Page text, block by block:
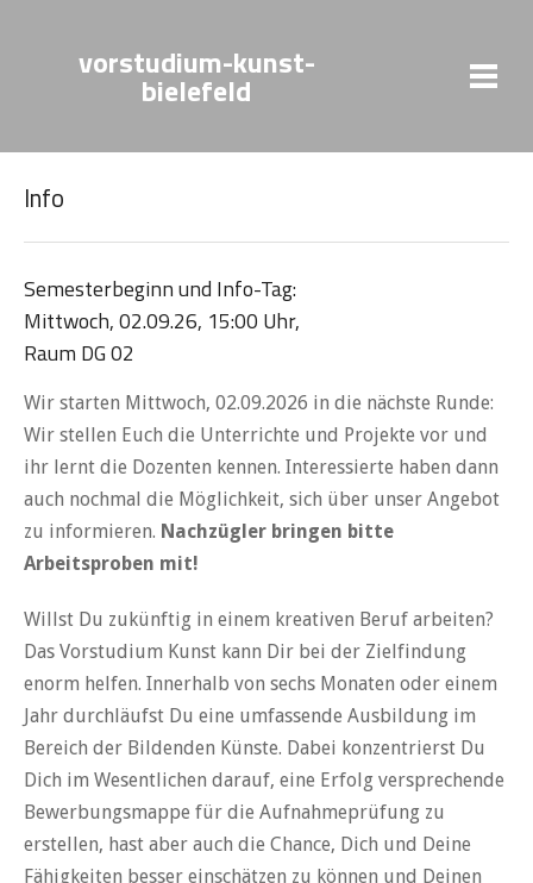
vorstudium-kunst-
bielefeld
Info
Semesterbeginn und Info-Tag:
Mittwoch, 02.09.26, 15:00 Uhr,
Raum DG 02
Wir starten Mittwoch, 02.09.2026 in die nächste Runde:
Wir stellen Euch die Unterrichte und Projekte vor und
ihr lernt die Dozenten kennen. Interessierte haben dann
auch nochmal die Möglichkeit, sich über unser Angebot
zu informieren. Nachzügler bringen bitte
Arbeitsproben mit!
Willst Du zukünftig in einem kreativen Beruf arbeiten?
Das Vorstudium Kunst kann Dir bei der Zielfindung
enorm helfen. Innerhalb von sechs Monaten oder einem
Jahr durchläufst Du eine umfassende Ausbildung im
Bereich der Bildenden Künste. Dabei konzentrierst Du
Dich im Wesentlichen darauf, eine Erfolg versprechende
Bewerbungsmappe für die Aufnahmeprüfung zu
erstellen, hast aber auch die Chance, Dich und Deine
Fähigkeiten besser einschätzen zu können und Deinen